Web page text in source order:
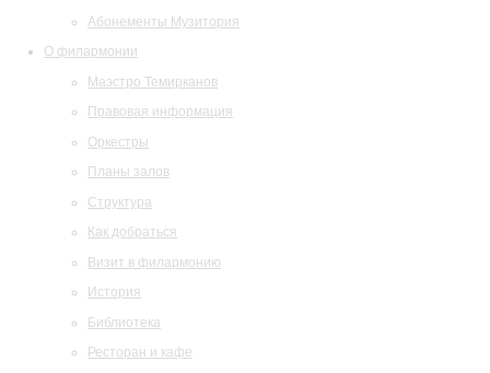
Абонементы Музитория
О филармонии
Маэстро Темирканов
Правовая информация
Оркестры
Планы залов
Структура
Как добраться
Визит в филармонию
История
Библиотека
Ресторан и кафе